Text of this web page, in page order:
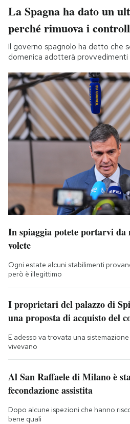
La Spagna ha dato un
perché rimuova i
Il governo spagnolo ha detto che
domenica adotterà provvedimenti
In spiaggia potete portarvi da
volete
Ogni estate alcuni stabilimenti
però è illegittimo
I proprietari del palazzo di
una proposta di acquisto del
E adesso va trovata una
vivevano
Al San Raffaele di Milano è
fecondazione assistita
Dopo alcune ispezioni che hanno
bene quali